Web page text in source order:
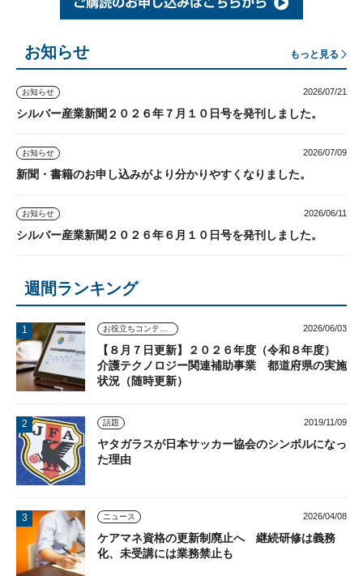
お知らせ もっと見る
お知らせ 2026/07/21
シルバー産業新聞２０２６年７月１０日号を発刊しました。
お知らせ 2026/07/09
新聞・書籍のお申し込みがより分かりやすくなりました。
お知らせ 2026/06/11
シルバー産業新聞２０２６年６月１０日号を発刊しました。
週間ランキング
2026/06/03
【８月７日更新】２０２６年度（令和８年度）
介護テクノロジー関連補助事業 都道府県の実施
状況（随時更新）
話題 2019/11/09
ヤタガラスが日本サッカー協会のシンボルになっ
た理由
ニュース 2026/04/08
ケアマネ資格の更新制廃止へ 継続研修は義務
化、未受講には業務禁止も